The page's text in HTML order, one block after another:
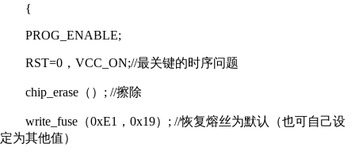
{
PROG_ENABLE;
RST=0，VCC_ON;//最关键的时序问题
chip_erase（）; //擦除
write_fuse（0xE1，0x19）; //恢复熔丝为默认（也可自己设
定为其他值）